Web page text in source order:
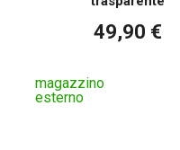
49,90 €
magazzino
esterno